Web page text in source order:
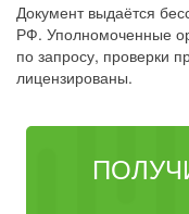
Документ выдаётся
РФ. Уполномоченные
по запросу, проверки
лицензированы.